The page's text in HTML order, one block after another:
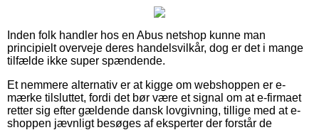
Inden folk handler hos en Abus netshop kunne man
principielt overveje deres handelsvilkår, dog er det i mange
tilfælde ikke super spændende.
Et nemmere alternativ er at kigge om webshoppen er e-
mærke tilsluttet, fordi det bør være et signal om at e-firmaet
retter sig efter gældende dansk lovgivning, tillige med at e-
shoppen jævnligt besøges af eksperter der forstår de